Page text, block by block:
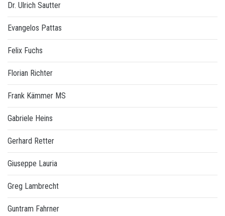
Dr. Ulrich Sautter
Evangelos Pattas
Felix Fuchs
Florian Richter
Frank Kämmer MS
Gabriele Heins
Gerhard Retter
Giuseppe Lauria
Greg Lambrecht
Guntram Fahrner